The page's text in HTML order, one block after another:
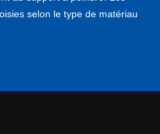
selon le type de matériau